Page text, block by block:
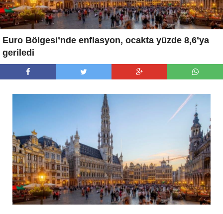
Euro Bölgesi’nde enflasyon, ocakta yüzde 8,6’ya
geriledi